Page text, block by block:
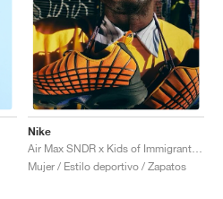
Nike
Air Max SNDR x Kids of Immigrants "Sunrise"
Mujer / Estilo deportivo / Zapatos